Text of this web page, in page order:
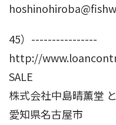
45）----------------
http://
SALE
株式会社中島晴薫堂
愛知県名古屋市